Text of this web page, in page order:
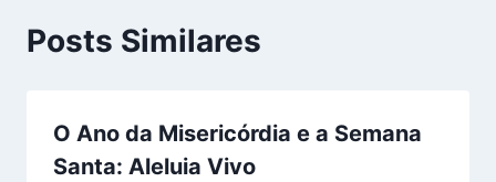
Posts Similares
O Ano da Misericórdia e a Semana
Santa: Aleluia Vivo